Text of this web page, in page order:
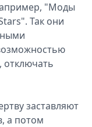
"Моды
Так они
отключать
заставляют
а потом